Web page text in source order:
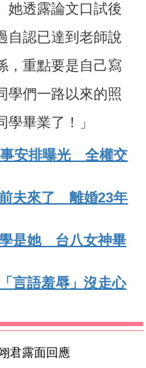
她透露論文口試後
自認已達到老師說
，重點要是自己寫
學們一路以來的照
畢業了！」
安排曝光 全權交
夫來了 離婚23年
是她 台八女神畢
言語羞辱」沒走心
君露面回應